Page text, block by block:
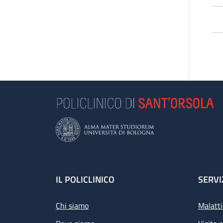
Footer
IL POLICLINICO
Chi siamo